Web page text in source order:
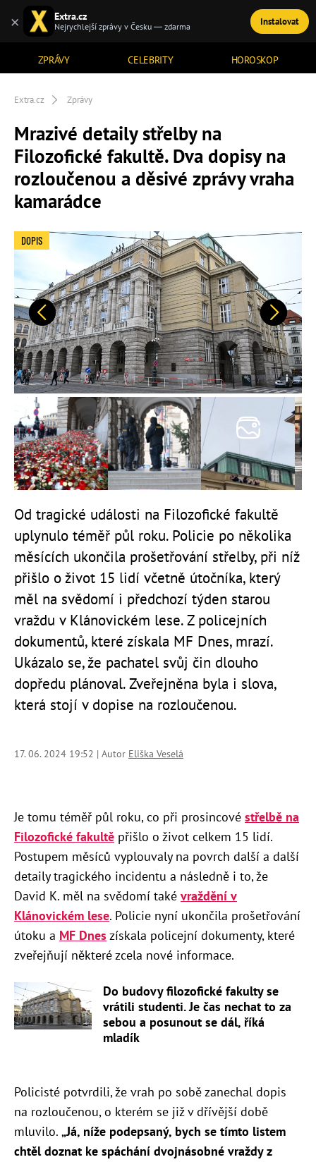
ZPRÁVY CELEBRITY HOROSKOP
TÉMATA
Extra.cz Zprávy
Mrazivé detaily střelby na
Filozofické fakultě. Dva dopisy na
rozloučenou a děsivé zprávy vraha
kamarádce
Předchozí Další
DOPIS
Od tragické události na Filozofické fakultě
uplynulo téměř půl roku. Policie po několika
měsících ukončila prošetřování střelby, při níž
přišlo o život 15 lidí včetně útočníka, který
měl na svědomí i předchozí týden starou
vraždu v Klánovickém lese. Z policejních
dokumentů, které získala MF Dnes, mrazí.
Ukázalo se, že pachatel svůj čin dlouho
dopředu plánoval. Zveřejněna byla i slova,
která stojí v dopise na rozloučenou.
17. 06. 2024 19:52 | Autor Eliška Veselá
Je tomu téměř půl roku, co při prosincové střelbě na
Filozofické fakultě přišlo o život celkem 15 lidí.
Postupem měsíců vyplouvaly na povrch další a další
detaily tragického incidentu a následně i to, že
David K. měl na svědomí také vraždění v
Klánovickém lese. Policie nyní ukončila prošetřování
útoku a MF Dnes získala policejní dokumenty, které
zveřejňují některé zcela nové informace.
Do budovy filozofické fakulty se
vrátili studenti. Je čas nechat to za
sebou a posunout se dál, říká
mladík
Policisté potvrdili, že vrah po sobě zanechal dopis
na rozloučenou, o kterém se již v dřívější době
mluvilo. „Já, níže podepsaný, bych se tímto listem
chtěl doznat ke spáchání dvojnásobné vraždy z
× Extra.cz
Nejrychlejší zprávy v Česku — zdarma Instalovat